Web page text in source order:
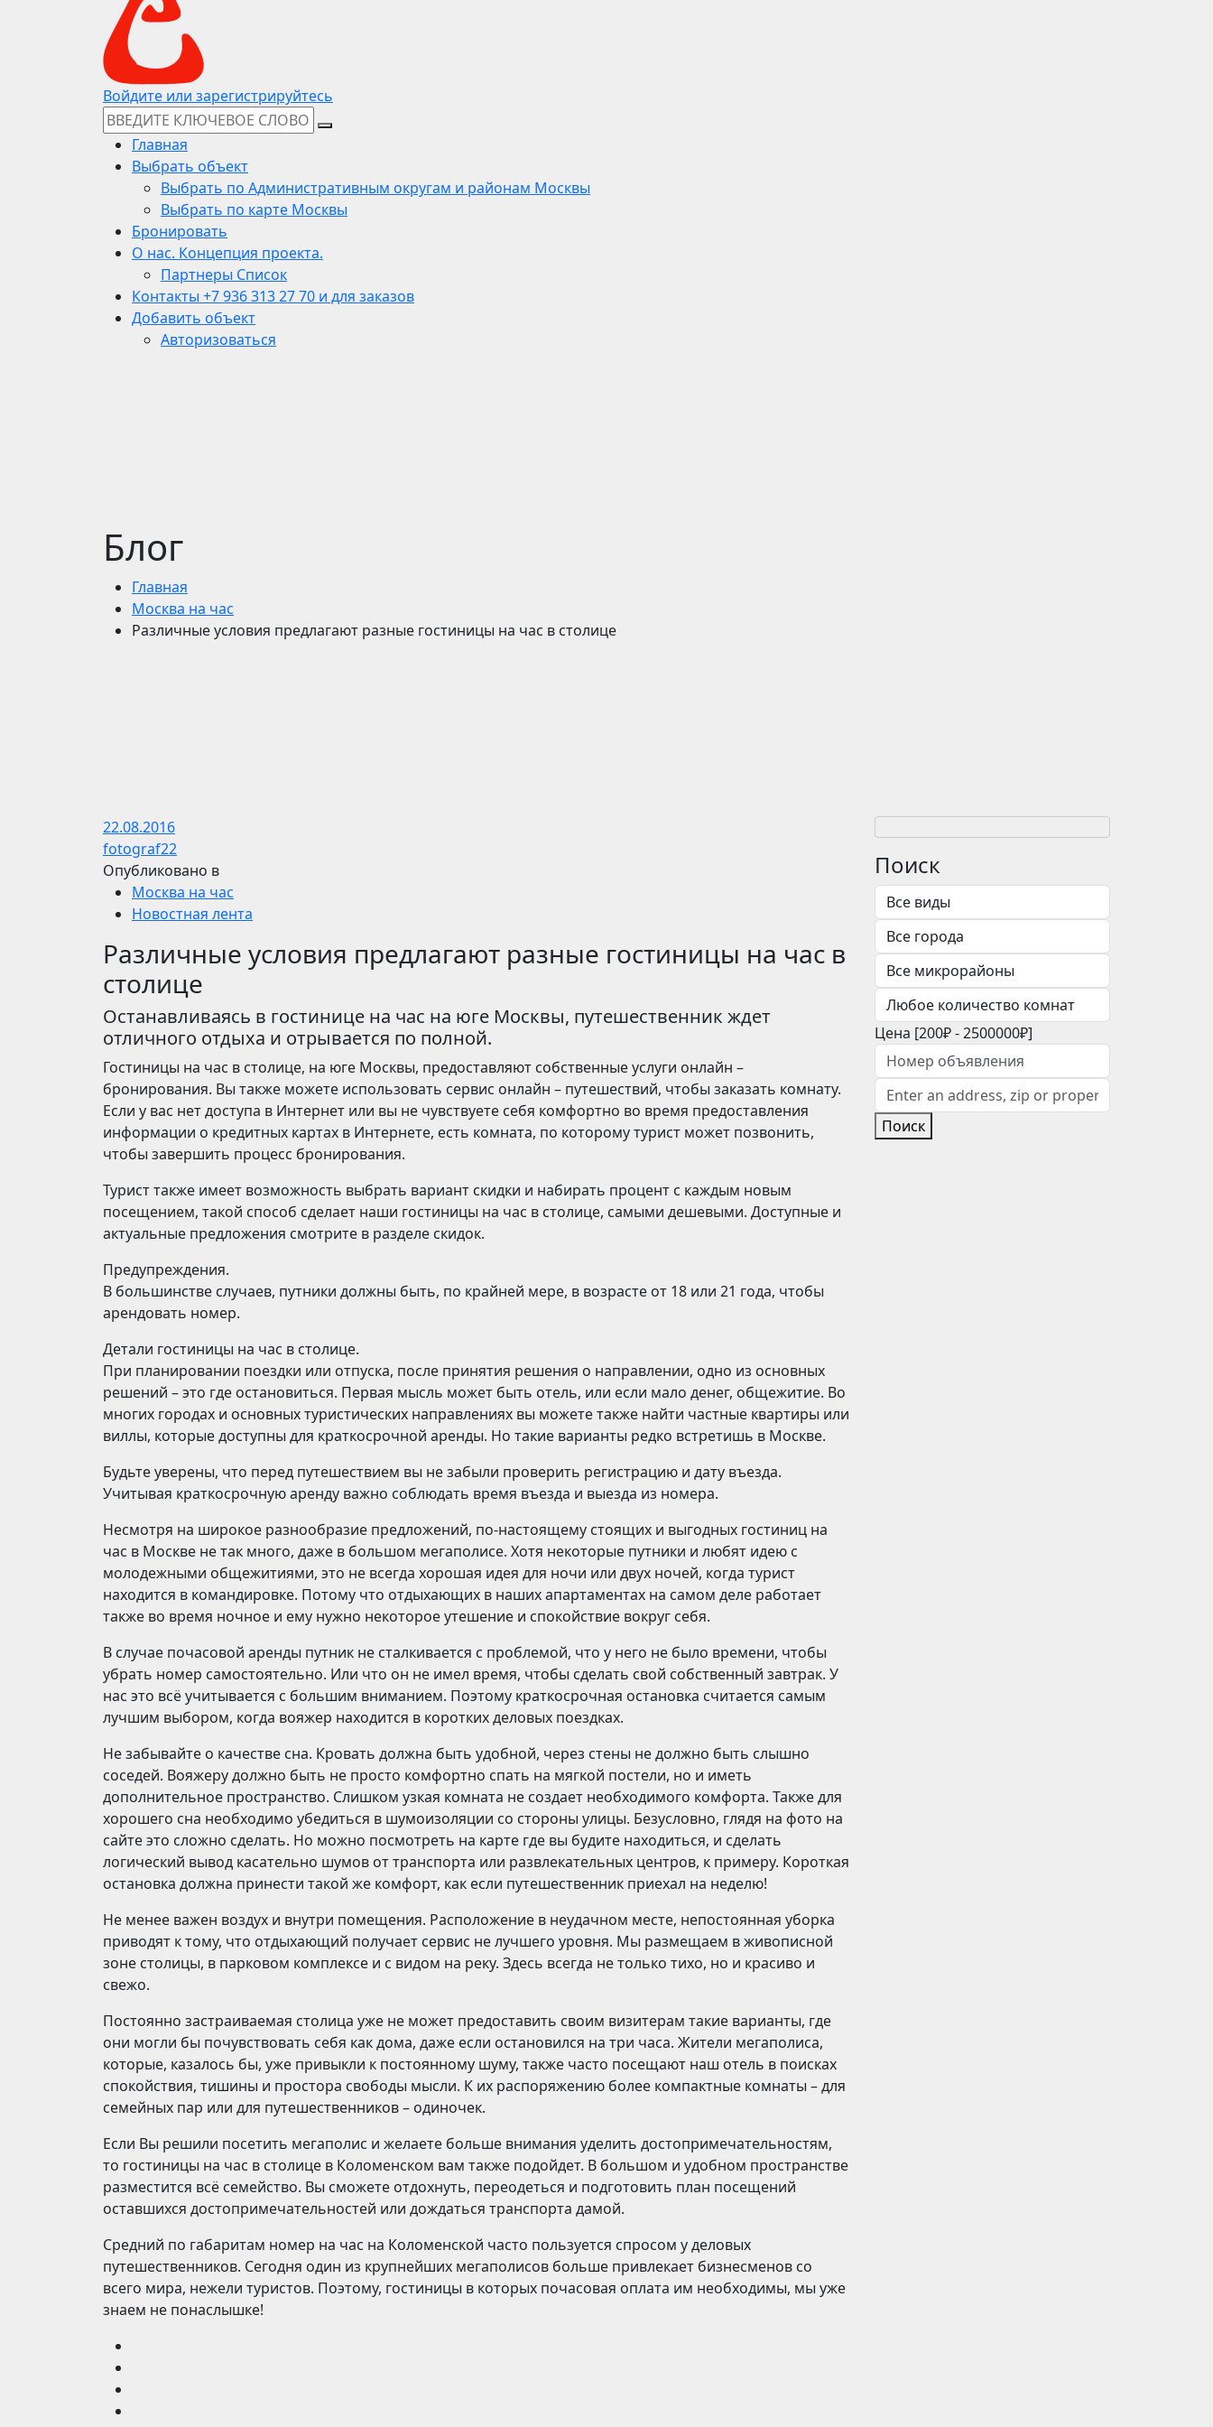
Войдите или зарегистрируйтесь
Главная
Выбрать объект
Выбрать по Административным округам и районам Москвы
Выбрать по карте Москвы
Бронировать
О нас. Концепция проекта.
Партнеры Список
Контакты +7 936 313 27 70 и для заказов
Добавить объект
Авторизоваться
Блог
Главная
Москва на час
Различные условия предлагают разные гостиницы на час в столице
22.08.2016
fotograf22
Опубликовано в
Москва на час
Новостная лента
Различные условия предлагают разные гостиницы на час в
столице
Останавливаясь в гостинице на час на юге Москвы, путешественник ждет
отличного отдыха и отрывается по полной.
Гостиницы на час в столице, на юге Москвы, предоставляют собственные услуги онлайн –
бронирования. Вы также можете использовать сервис онлайн – путешествий, чтобы заказать комнату.
Если у вас нет доступа в Интернет или вы не чувствуете себя комфортно во время предоставления
информации о кредитных картах в Интернете, есть комната, по которому турист может позвонить,
чтобы завершить процесс бронирования.
Турист также имеет возможность выбрать вариант скидки и набирать процент с каждым новым
посещением, такой способ сделает наши гостиницы на час в столице, самыми дешевыми. Доступные и
актуальные предложения смотрите в разделе скидок.
Предупреждения.
В большинстве случаев, путники должны быть, по крайней мере, в возрасте от 18 или 21 года, чтобы
арендовать номер.
Детали гостиницы на час в столице.
При планировании поездки или отпуска, после принятия решения о направлении, одно из основных
решений – это где остановиться. Первая мысль может быть отель, или если мало денег, общежитие. Во
многих городах и основных туристических направлениях вы можете также найти частные квартиры или
виллы, которые доступны для краткосрочной аренды. Но такие варианты редко встретишь в Москве.
Будьте уверены, что перед путешествием вы не забыли проверить регистрацию и дату въезда.
Учитывая краткосрочную аренду важно соблюдать время въезда и выезда из номера.
Несмотря на широкое разнообразие предложений, по-настоящему стоящих и выгодных гостиниц на
час в Москве не так много, даже в большом мегаполисе. Хотя некоторые путники и любят идею с
молодежными общежитиями, это не всегда хорошая идея для ночи или двух ночей, когда турист
находится в командировке. Потому что отдыхающих в наших апартаментах на самом деле работает
также во время ночное и ему нужно некоторое утешение и спокойствие вокруг себя.
В случае почасовой аренды путник не сталкивается с проблемой, что у него не было времени, чтобы
убрать номер самостоятельно. Или что он не имел время, чтобы сделать свой собственный завтрак. У
нас это всё учитывается с большим вниманием. Поэтому краткосрочная остановка считается самым
лучшим выбором, когда вояжер находится в коротких деловых поездках.
Не забывайте о качестве сна. Кровать должна быть удобной, через стены не должно быть слышно
соседей. Вояжеру должно быть не просто комфортно спать на мягкой постели, но и иметь
дополнительное пространство. Слишком узкая комната не создает необходимого комфорта. Также для
хорошего сна необходимо убедиться в шумоизоляции со стороны улицы. Безусловно, глядя на фото на
сайте это сложно сделать. Но можно посмотреть на карте где вы будите находиться, и сделать
логический вывод касательно шумов от транспорта или развлекательных центров, к примеру. Короткая
остановка должна принести такой же комфорт, как если путешественник приехал на неделю!
Не менее важен воздух и внутри помещения. Расположение в неудачном месте, непостоянная уборка
приводят к тому, что отдыхающий получает сервис не лучшего уровня. Мы размещаем в живописной
зоне столицы, в парковом комплексе и с видом на реку. Здесь всегда не только тихо, но и красиво и
свежо.
Постоянно застраиваемая столица уже не может предоставить своим визитерам такие варианты, где
они могли бы почувствовать себя как дома, даже если остановился на три часа. Жители мегаполиса,
которые, казалось бы, уже привыкли к постоянному шуму, также часто посещают наш отель в поисках
спокойствия, тишины и простора свободы мысли. К их распоряжению более компактные комнаты – для
семейных пар или для путешественников – одиночек.
Если Вы решили посетить мегаполис и желаете больше внимания уделить достопримечательностям,
то гостиницы на час в столице в Коломенском вам также подойдет. В большом и удобном пространстве
разместится всё семейство. Вы сможете отдохнуть, переодеться и подготовить план посещений
оставшихся достопримечательностей или дождаться транспорта дамой.
Средний по габаритам номер на час на Коломенской часто пользуется спросом у деловых
путешественников. Сегодня один из крупнейших мегаполисов больше привлекает бизнесменов со
всего мира, нежели туристов. Поэтому, гостиницы в которых почасовая оплата им необходимы, мы уже
знаем не понаслышке!
Поиск
Цена [200₽-2500000₽]
Поиск